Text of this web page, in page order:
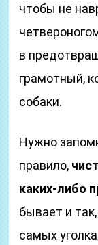
чтобы не
в
грамотный,
собаки.
Нужно
правило,
каких-либо
бывает и
самых